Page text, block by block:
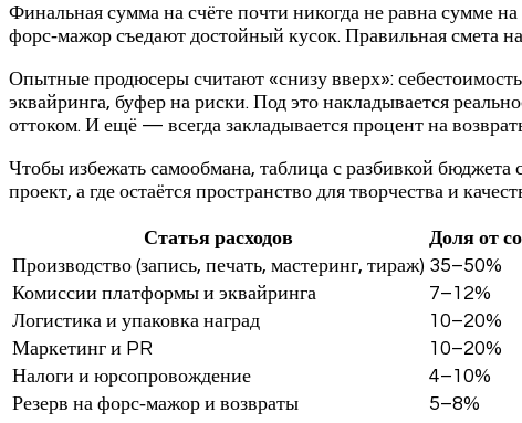
Финальная сумма на счёте почти никогда не равна сумме
форс‑мажор съедают достойный кусок. Правильная смета
Опытные продюсеры считают «снизу вверх»:
эквайринга, буфер на риски. Под это накладывается
оттоком. И ещё — всегда закладывается процент на
Чтобы избежать самообмана, таблица с разбивкой
проект, а где остаётся пространство для творчества и
Статья расходов Доля от
Производство (запись, печать, мастеринг, тираж) 35–50%
Комиссии платформы и эквайринга
7–12%
Логистика и упаковка наград
10–20%
Маркетинг и PR
10–20%
Налоги и юрсопровождение
4–10%
Резерв на форс‑мажор и возвраты
5–8%